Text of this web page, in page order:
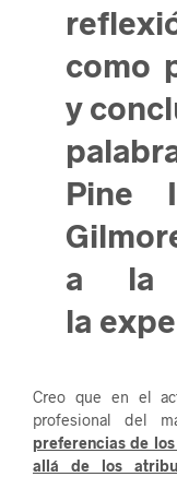
como
y
Pine
a la
la
Creo que en el
profesional del
preferencias de
allá de los